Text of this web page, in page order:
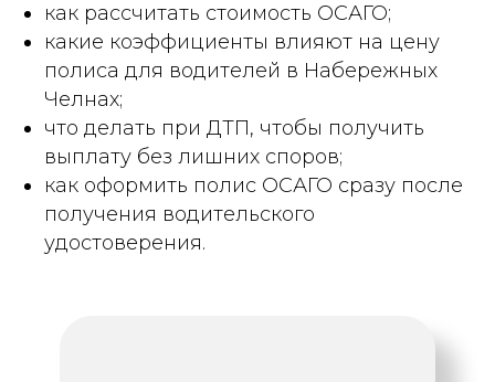
как рассчитать стоимость ОСАГО;
какие коэффициенты влияют на цену
полиса для водителей в Набережных
Челнах;
что делать при ДТП, чтобы получить
выплату без лишних споров;
как оформить полис ОСАГО сразу после
получения водительского
удостоверения.